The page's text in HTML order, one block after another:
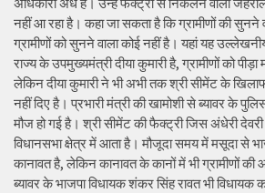
नहीं आ रहा है। कहा जा सकता है कि ग्रामीणों की सुनने
ग्रामीणों को सुनने वाला कोई नहीं है। यहां यह
राज्य के उपमुख्यमंत्री दीया कुमारी है, ग्रामीणों को
लेकिन दीया कुमारी ने भी अभी तक श्री सीमेंट के
नहीं दिए है। प्रभारी मंत्री की खामोशी से ब्यावर के
मौज हो गई है। श्री सीमेंट की फैक्ट्री जिस अंधेरी
विधानसभा क्षेत्र में आता है। मौजूदा समय में मसूदा से
कानावत है, लेकिन कानावत के कानों में भी ग्रामीणों की
ब्यावर के भाजपा विधायक शंकर सिंह रावत भी